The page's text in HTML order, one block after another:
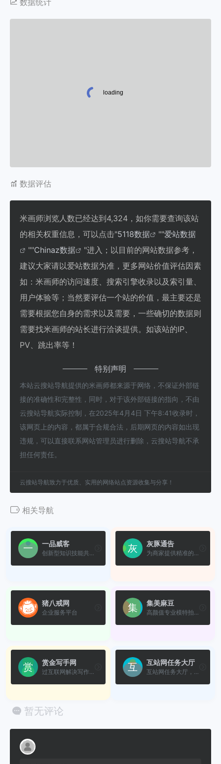
数据评估
米画师浏览人数已经达到4,324，如你需要查询该站
的相关权重信息，可以点击"5118数据 ""爱站数据
""Chinaz数据
"进入；以目前的网站数据参考，
建议大家请以爱站数据为准，更多网站价值评估因素
如：米画师的访问速度、搜索引擎收录以及索引量、
用户体验等；当然要评估一个站的价值，最主要还是
需要根据您自身的需求以及需要，一些确切的数据则
需要找米画师的站长进行洽谈提供。如该站的IP、
PV、跳出率等！
特别声明
本站云搜站导航提供的米画师都来源于网络，不保证外部链
接的准确性和完整性，同时，对于该外部链接的指向，不由
云搜站导航实际控制，在2025年4月4日 下午8:41收录时，
该网页上的内容，都属于合规合法，后期网页的内容如出现
违规，可以直接联系网站管理员进行删除，云搜站导航不承
担任何责任。
云搜站导航致力于优质、实用的网络站点资源收集与分享！
相关导航
一品威客
创新型知识技能共享服务平台
灰豚通告
为商家提供精准的选品与投放服务
猪八戒网
企业服务平台
集美麻豆
高颜值专业模特拍摄平台
赏金写手网
过互联网解决写作方面问题的...
互站网任务大厅
互站网任务大厅，提供站长威...
暂无评论